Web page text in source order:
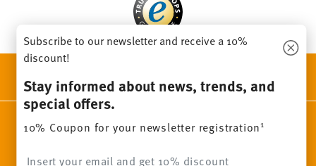
Beauty & functionality for your home
Homepage General terms and conditions
Privacy policy
Subscribe to our newsletter and receive a 10%
discount!
Stay informed about news, trends, and
special offers.
10% Coupon for your newsletter registration1